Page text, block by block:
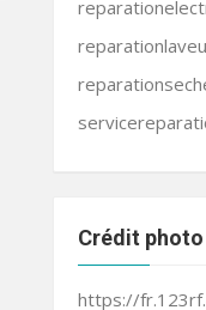
Crédit photo
https://